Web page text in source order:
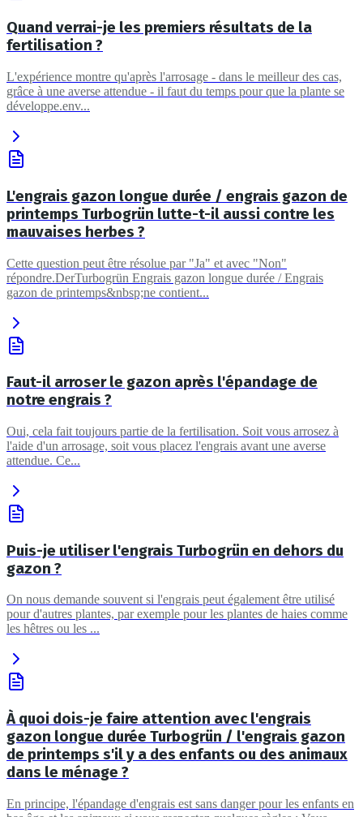
Quand verrai-je les premiers résultats de la
fertilisation ?
L'expérience montre qu'après l'arrosage - dans le meilleur des cas,
grâce à une averse attendue - il faut du temps pour que la plante se
développe.env...
L'engrais gazon longue durée / engrais gazon de
printemps Turbogrün lutte-t-il aussi contre les
mauvaises herbes ?
Cette question peut être résolue par "Ja" et avec "Non"
répondre.DerTurbogrün Engrais gazon longue durée / Engrais
gazon de printemps&nbsp;ne contient...
Faut-il arroser le gazon après l'épandage de
notre engrais ?
Oui, cela fait toujours partie de la fertilisation. Soit vous arrosez à
l'aide d'un arrosage, soit vous placez l'engrais avant une averse
attendue. Ce...
Puis-je utiliser l'engrais Turbogrün en dehors du
gazon ?
On nous demande souvent si l'engrais peut également être utilisé
pour d'autres plantes, par exemple pour les plantes de haies comme
les hêtres ou les ...
À quoi dois-je faire attention avec l'engrais
gazon longue durée Turbogrün / l'engrais gazon
de printemps s'il y a des enfants ou des animaux
dans le ménage ?
En principe, l'épandage d'engrais est sans danger pour les enfants en